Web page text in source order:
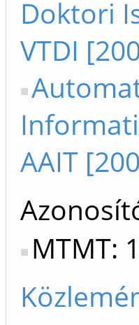
Doktori
VTDI
AAIT
MTMT: